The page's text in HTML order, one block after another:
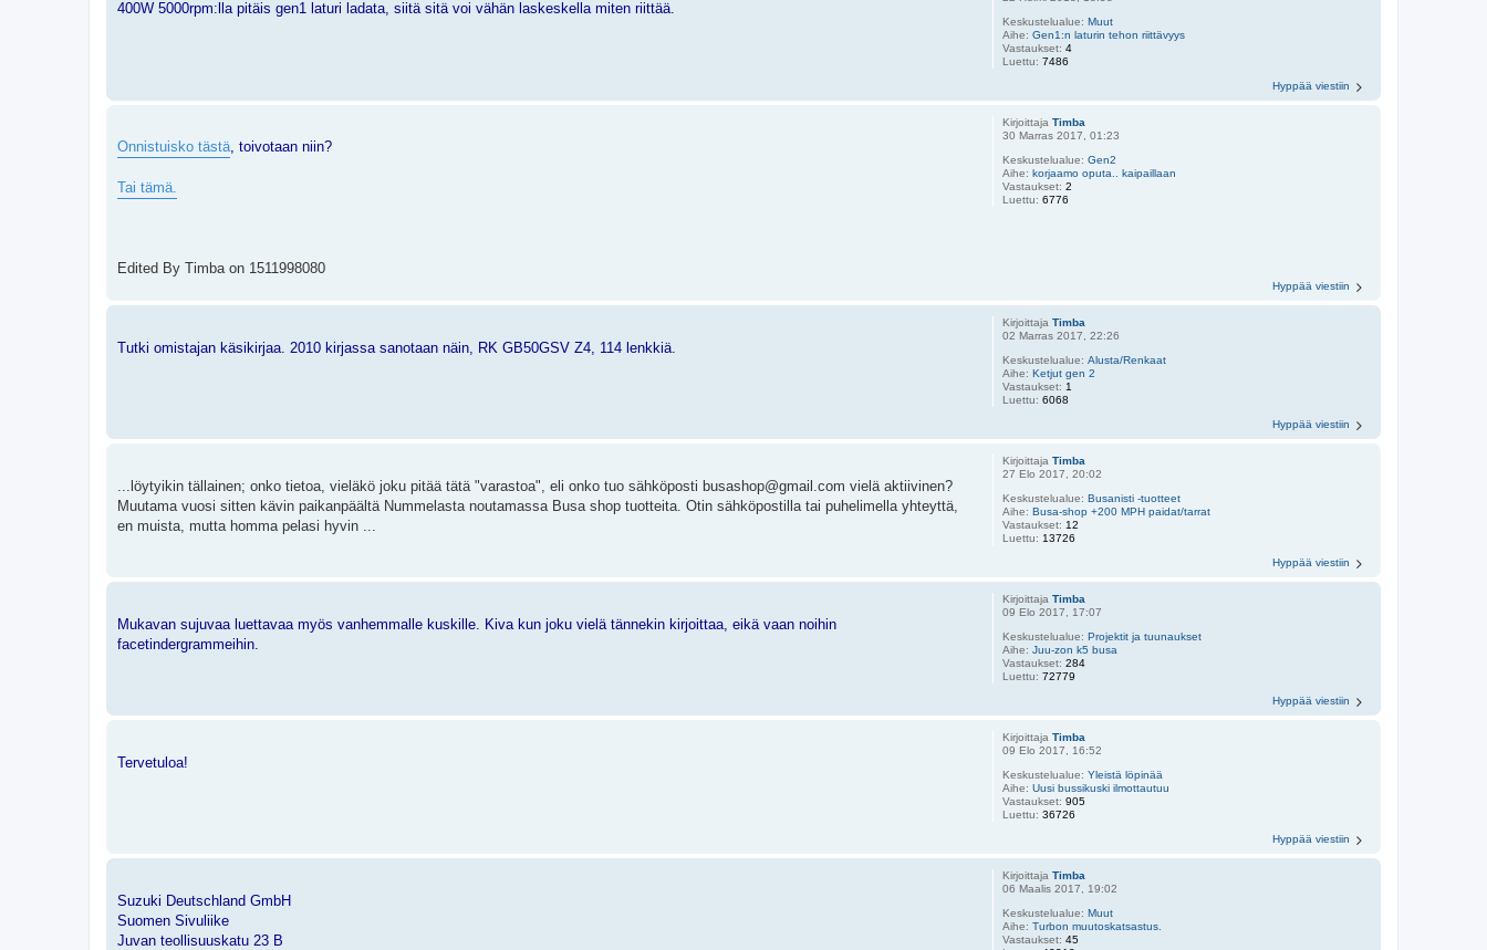
Keskustelualue:Muut
Aihe:Gen1:n laturin tehon riittävyys
Vastaukset:4
Luettu:7486
400W 5000rpm:lla pitäis gen1 laturi ladata, siitä sitä voi vähän laskeskella miten riittää.
Hyppää viestiin
KirjoittajaTimba
30 Marras 2017, 01:23
Keskustelualue:Gen2
Aihe:korjaamo oputa.. kaipaillaan
Vastaukset:2
Luettu:6776
Onnistuisko tästä, toivotaan niin?
Tai tämä.
Edited By Timba on 1511998080
Hyppää viestiin
KirjoittajaTimba
02 Marras 2017, 22:26
Keskustelualue:Alusta/Renkaat
Aihe:Ketjut gen 2
Vastaukset: 1
Luettu:6068
Tutki omistajan käsikirjaa. 2010 kirjassa sanotaan näin, RK GB50GSV Z4, 114 lenkkiä.
Hyppää viestiin
KirjoittajaTimba
27 Elo 2017, 20:02
Keskustelualue:Busanisti -tuotteet
Aihe:Busa-shop +200 MPH paidat/tarrat
Vastaukset: 12
Luettu: 13726
...löytyikin tällainen; onko tietoa, vieläkö joku pitää tätä "varastoa", eli onko tuo sähköposti busashop@gmail.com vielä aktiivinen?
Muutama vuosi sitten kävin paikanpäältä Nummelasta noutamassa Busa shop tuotteita. Otin sähköpostilla tai puhelimella yhteyttä,
en muista, mutta homma pelasi hyvin ...
Hyppää viestiin
KirjoittajaTimba
09 Elo 2017, 17:07
Keskustelualue:Projektit ja tuunaukset
Aihe:Juu-zon k5 busa
Vastaukset:284
Luettu:72779
Mukavan sujuvaa luettavaa myös vanhemmalle kuskille. Kiva kun joku vielä tännekin kirjoittaa, eikä vaan noihin
facetindergrammeihin.
Hyppää viestiin
KirjoittajaTimba
09 Elo 2017, 16:52
Keskustelualue:Yleistä löpinää
Aihe:Uusi bussikuski ilmottautuu
Vastaukset:905
Luettu:36726
Tervetuloa!
Hyppää viestiin
KirjoittajaTimba
06 Maalis 2017, 19:02
Keskustelualue:Muut
Aihe:Turbon muutoskatsastus.
Vastaukset:45
Suzuki Deutschland GmbH
Suomen Sivuliike
Juvan teollisuuskatu 23 B